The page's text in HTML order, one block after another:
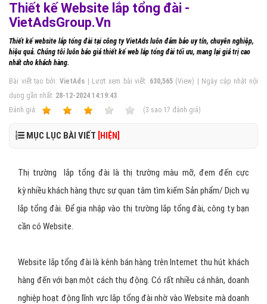
Thiết kế Website lắp tổng đài -
VietAdsGroup.Vn
Thiết kế website lắp tổng đài tại công ty VietAds luôn đảm bảo uy tín, chuyên nghiệp,
hiệu quả. Chúng tôi luôn báo giá thiết kế web lắp tổng đài tối ưu, mang lại giá trị cao
nhất cho khách hàng.
Bài viết tạo bởi:VietAds | Lượt xem bài viết: 630,565(View) | Ngày cập nhật nội
dung gần nhất: 28-12-2024 14:19:43
Ðánh giá:
(3 sao 17 đánh giá)
MỤC LỤC BÀI VIẾT [HIỆN]
Thị trường lắp tổng đài là thị trường màu mỡ, đem đến cực
kỳ nhiều khách hàng thực sự quan tâm tìm kiếm Sản phẩm/ Dịch vụ
lắp tổng đài. Để gia nhập vào thị trường lắp tổng đài, công ty bạn
cần có Website.
Website lắp tổng đài là kênh bán hàng trên Internet thu hút khách
hàng đến với bạn một cách thụ động. Có rất nhiều cá nhân, doanh
nghiệp hoạt động lĩnh vực lắp tổng đài nhờ vào Website mà doanh